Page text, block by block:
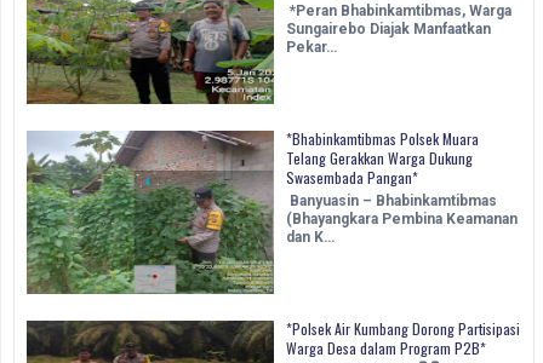
*Peran Bhabinkamtibmas, Warga
Sungairebo Diajak Manfaatkan
Pekar…
*Bhabinkamtibmas Polsek Muara
Telang Gerakkan Warga Dukung
Swasembada Pangan*
Banyuasin – Bhabinkamtibmas
(Bhayangkara Pembina Keamanan
dan K…
*Polsek Air Kumbang Dorong Partisipasi
Warga Desa dalam Program P2B*